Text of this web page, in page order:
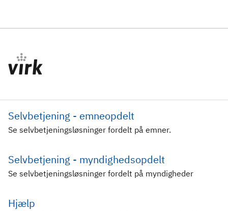
Selvbetjening - emneopdelt
Se selvbetjeningsløsninger fordelt på emner.
Selvbetjening - myndighedsopdelt
Se selvbetjeningsløsninger fordelt på myndigheder
Hjælp